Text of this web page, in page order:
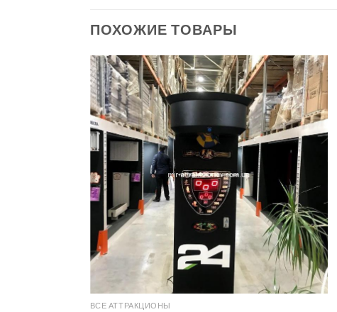
ПОХОЖИЕ ТОВАРЫ
ВСЕ АТТРАКЦИОНЫ